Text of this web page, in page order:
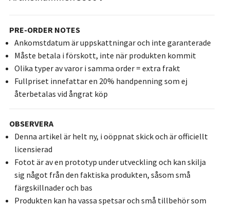
PRE-ORDER NOTES
Ankomstdatum är uppskattningar och inte garanterade
Måste betala i förskott, inte när produkten kommit
Olika typer av varor i samma order = extra frakt
Fullpriset innefattar en 20% handpenning som ej
återbetalas vid ångrat köp
OBSERVERA
Denna artikel är helt ny, i oöppnat skick och är officiellt
licensierad
Fotot är av en prototyp under utveckling och kan skilja
sig något från den faktiska produkten, såsom små
färgskillnader och bas
Produkten kan ha vassa spetsar och små tillbehör som